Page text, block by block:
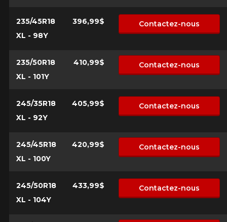
235/45R18
XL - 98Y
396,99$ Contactez-nous
235/50R18
XL - 101Y
410,99$ Contactez-nous
245/35R18
XL - 92Y
405,99$ Contactez-nous
245/45R18
XL - 100Y
420,99$ Contactez-nous
245/50R18
XL - 104Y
433,99$ Contactez-nous